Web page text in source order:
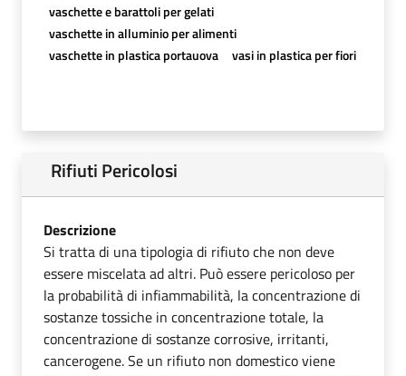
vaschette e barattoli per gelati
vaschette in alluminio per alimenti
vaschette in plastica portauova
vasi in plastica per fiori
Rifiuti Pericolosi
Descrizione
Si tratta di una tipologia di rifiuto che non deve
essere miscelata ad altri. Può essere pericoloso per
la probabilità di infiammabilità, la concentrazione di
sostanze tossiche in concentrazione totale, la
concentrazione di sostanze corrosive, irritanti,
cancerogene. Se un rifiuto non domestico viene